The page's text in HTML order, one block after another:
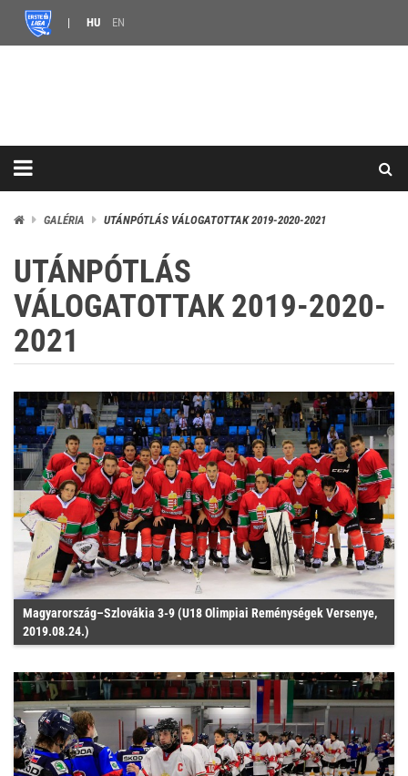
HU EN
GALÉRIA UTÁNPÓTLÁS VÁLOGATOTTAK 2019-2020-2021
UTÁNPÓTLÁS
VÁLOGATOTTAK 2019-2020-
2021
Magyarország–Szlovákia 3-9 (U18 Olimpiai Reménységek Versenye,
2019.08.24.)